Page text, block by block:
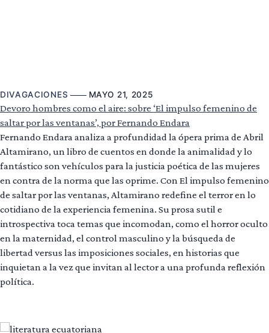
DIVAGACIONES MAYO 21, 2025
Devoro hombres como el aire: sobre ‘El impulso femenino de
saltar por las ventanas’, por Fernando Endara
Fernando Endara analiza a profundidad la ópera prima de Abril
Altamirano, un libro de cuentos en donde la animalidad y lo
fantástico son vehículos para la justicia poética de las mujeres
en contra de la norma que las oprime. Con El impulso femenino
de saltar por las ventanas, Altamirano redefine el terror en lo
cotidiano de la experiencia femenina. Su prosa sutil e
introspectiva toca temas que incomodan, como el horror oculto
en la maternidad, el control masculino y la búsqueda de
libertad versus las imposiciones sociales, en historias que
inquietan a la vez que invitan al lector a una profunda reflexión
política.